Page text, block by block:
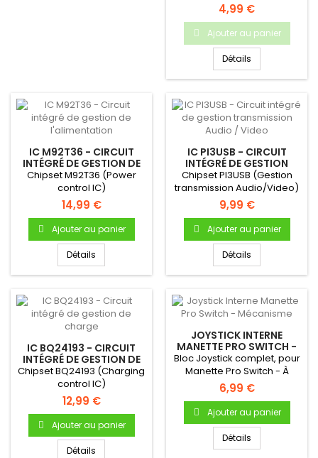
4,99 €
Ajouter au panier
Détails
IC M92T36 - CIRCUIT
INTÉGRÉ DE GESTION DE
L'ALIMENTATION
Chipset M92T36 (Power
control IC)
14,99 €
Ajouter au panier
Détails
IC PI3USB - CIRCUIT
INTÉGRÉ DE GESTION
TRANSMISSION AUDIO /
VIDEO
Chipset PI3USB (Gestion
transmission Audio/Video)
9,99 €
Ajouter au panier
Détails
IC BQ24193 - CIRCUIT
INTÉGRÉ DE GESTION DE
CHARGE
Chipset BQ24193 (Charging
control IC)
12,99 €
Ajouter au panier
Détails
JOYSTICK INTERNE
MANETTE PRO SWITCH -
MÉCANISME
Bloc Joystick complet, pour
Manette Pro Switch - À
souder sur la carte mère...
6,99 €
Ajouter au panier
Détails